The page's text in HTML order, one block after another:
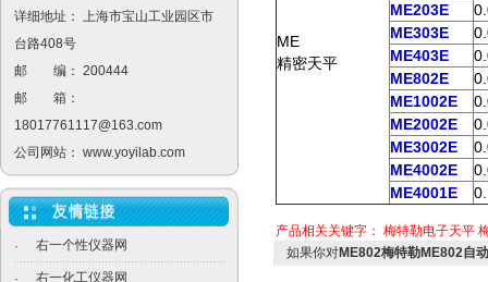
详细地址： 上海市宝山工业园区市
台路408号
邮 编： 200444
邮 箱：
18017761117@163.com
公司网站： www.yoyilab.com
· 右一个性仪器网
· 右一化工仪器网
ME
精密天平
ME203E
ME303E
ME403E
ME802E
ME1002E
ME2002E
ME3002E
ME4002E
ME4001E
产品相关关键字： 梅特勒电子天平
如果你对ME802梅特勒ME802自